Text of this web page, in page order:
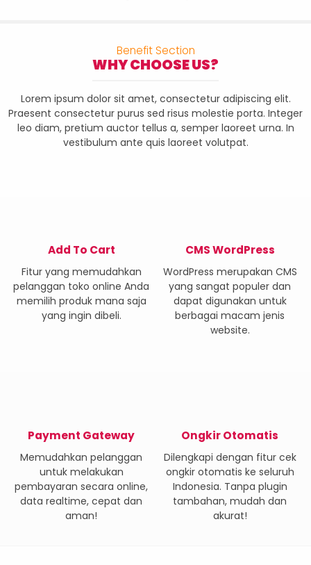
Benefit Section
WHY CHOOSE US?
Lorem ipsum dolor sit amet, consectetur adipiscing elit.
Praesent consectetur purus sed risus molestie porta. Integer
leo diam, pretium auctor tellus a, semper laoreet urna. In
vestibulum ante quis laoreet volutpat.
Add To Cart
Fitur yang memudahkan
pelanggan toko online Anda
memilih produk mana saja
yang ingin dibeli.
CMS WordPress
WordPress merupakan CMS
yang sangat populer dan
dapat digunakan untuk
berbagai macam jenis
website.
Payment Gateway
Memudahkan pelanggan
untuk melakukan
pembayaran secara online,
data realtime, cepat dan
aman!
Ongkir Otomatis
Dilengkapi dengan fitur cek
ongkir otomatis ke seluruh
Indonesia. Tanpa plugin
tambahan, mudah dan
akurat!